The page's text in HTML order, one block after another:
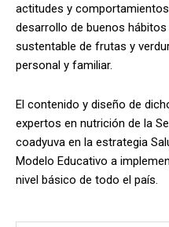
actitudes y
desarrollo de buenos
sustentable de frutas y
personal y familiar.
El contenido y diseño de
expertos en nutrición de la
coadyuva en la estrategia
Modelo Educativo a
nivel básico de todo el país.